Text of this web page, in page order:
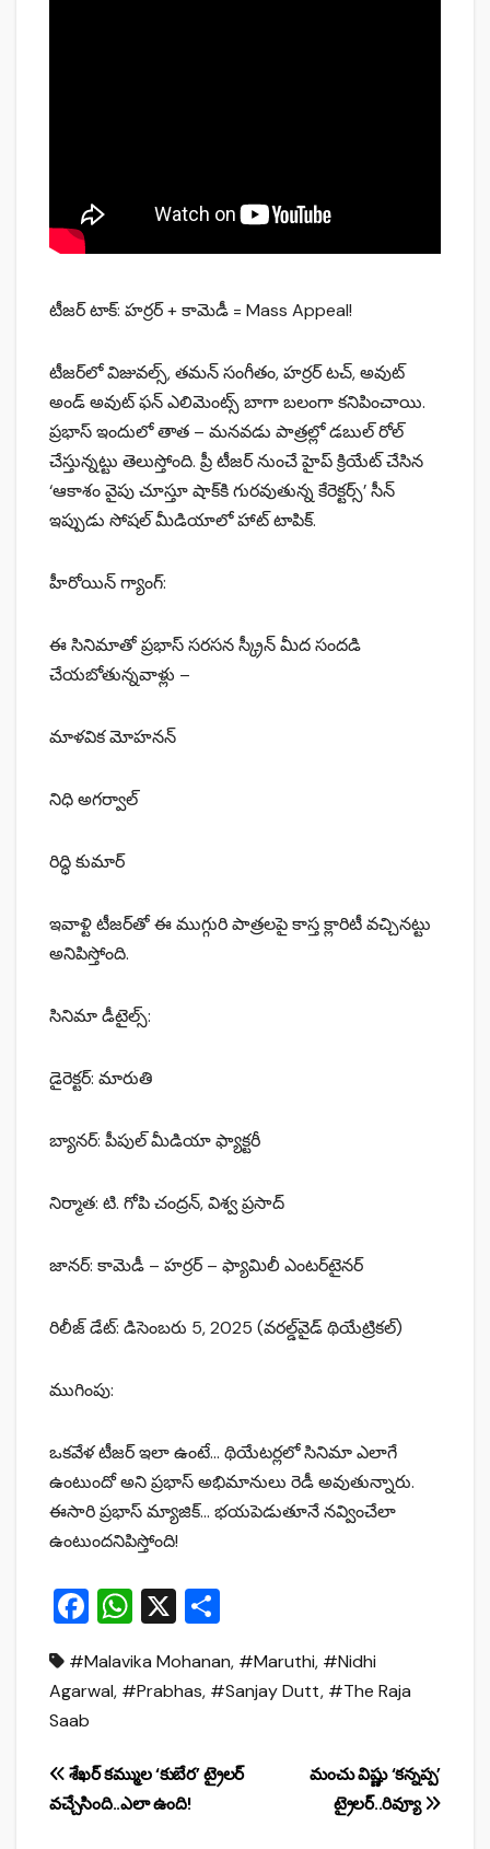
టీజర్ టాక్: హర్రర్ + కామెడీ = Mass Appeal!
టీజర్‌లో విజువల్స్, తమన్ సంగీతం, హర్రర్ టచ్, అవుట్‌
అండ్‌ అవుట్ ఫన్ ఎలిమెంట్స్ బాగా బలంగా కనిపించాయి.
ప్రభాస్ ఇందులో తాత – మనవడు పాత్రల్లో డబుల్ రోల్
చేస్తున్నట్టు తెలుస్తోంది. ప్రీ టీజర్‌ నుంచే హైప్ క్రియేట్ చేసిన
‘ఆకాశం వైపు చూస్తూ షాక్‌కి గురవుతున్న కేరెక్టర్స్’ సీన్
ఇప్పుడు సోషల్ మీడియాలో హాట్ టాపిక్.
హీరోయిన్ గ్యాంగ్:
ఈ సినిమాతో ప్రభాస్ సరసన స్క్రీన్‌ మీద సందడి
చేయబోతున్నవాళ్లు –
మాళవిక మోహనన్
నిధి అగర్వాల్
రిద్ధి కుమార్
ఇవాళ్టి టీజర్‌తో ఈ ముగ్గురి పాత్రలపై కాస్త క్లారిటీ వచ్చినట్టు
అనిపిస్తోంది.
సినిమా డీటైల్స్:
డైరెక్టర్: మారుతి
బ్యానర్: పీపుల్ మీడియా ఫ్యాక్టరీ
నిర్మాత: టి. గోపి చంద్రన్, విశ్వ ప్రసాద్
జానర్: కామెడీ – హర్రర్ – ఫ్యామిలీ ఎంటర్‌టైనర్
రిలీజ్ డేట్: డిసెంబరు 5, 2025 (వ‌రల్డ్‌వైడ్ థియేట్రిక‌ల్)
ముగింపు:
ఒకవేళ టీజర్ ఇలా ఉంటే… థియేటర్లలో సినిమా ఎలాగే
ఉంటుందో అని ప్రభాస్ అభిమానులు రెడీ అవుతున్నారు.
ఈసారి ప్రభాస్ మ్యాజిక్… భయపెడుతూనే నవ్వించేలా
ఉంటుందనిపిస్తోంది!
F
c
e
o
o
W
at
s
p
p
X
ar
e
#Malavika Mohanan, #Maruthi, #Nidhi
Agarwal, #Prabhas, #Sanjay Dutt, #The Raja
Saab
Post
navigation
మంచు విష్ణు ‘కన్నప్ప’
ట్రైలర్..రివ్యూ
శేఖర్ కమ్ముల ‘కుబేర’ ట్రైల‌ర్
వ‌చ్చేసింది..ఎలా ఉంది!